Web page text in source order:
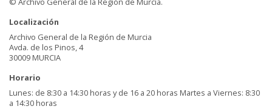
Localización
Archivo General de la Región de Murcia
Avda. de los Pinos, 4
30009 MURCIA
Horario
Lunes: de 8:30 a 14:30 horas y de 16 a 20 horas Martes a Viernes: 8:30
a 14:30 horas